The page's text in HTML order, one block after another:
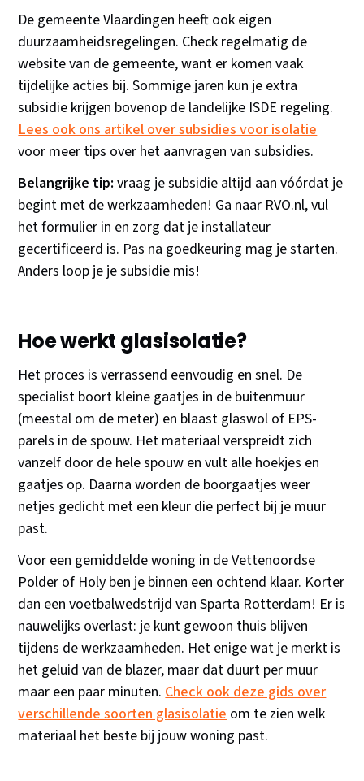
De gemeente Vlaardingen heeft ook eigen
duurzaamheidsregelingen. Check regelmatig de
website van de gemeente, want er komen vaak
tijdelijke acties bij. Sommige jaren kun je extra
subsidie krijgen bovenop de landelijke ISDE regeling.
Lees ook ons artikel over subsidies voor isolatie
voor meer tips over het aanvragen van subsidies.
Belangrijke tip: vraag je subsidie altijd aan vóórdat je
begint met de werkzaamheden! Ga naar RVO.nl, vul
het formulier in en zorg dat je installateur
gecertificeerd is. Pas na goedkeuring mag je starten.
Anders loop je je subsidie mis!
Hoe werkt glasisolatie?
Het proces is verrassend eenvoudig en snel. De
specialist boort kleine gaatjes in de buitenmuur
(meestal om de meter) en blaast glaswol of EPS-
parels in de spouw. Het materiaal verspreidt zich
vanzelf door de hele spouw en vult alle hoekjes en
gaatjes op. Daarna worden de boorgaatjes weer
netjes gedicht met een kleur die perfect bij je muur
past.
Voor een gemiddelde woning in de Vettenoordse
Polder of Holy ben je binnen een ochtend klaar. Korter
dan een voetbalwedstrijd van Sparta Rotterdam! Er is
nauwelijks overlast: je kunt gewoon thuis blijven
tijdens de werkzaamheden. Het enige wat je merkt is
het geluid van de blazer, maar dat duurt per muur
maar een paar minuten.Check ook deze gids over
verschillende soorten glasisolatieom te zien welk
materiaal het beste bij jouw woning past.